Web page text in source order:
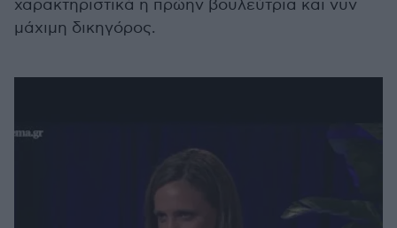
χαρακτηριστικά η πρώην βουλεύτρια και νυν
μάχιμη δικηγόρος.